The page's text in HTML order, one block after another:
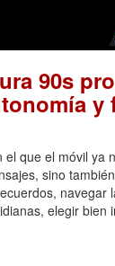
90s
y
el que el móvil ya
sino
navegar
elegir bien